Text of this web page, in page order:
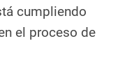
cumpliendo
el proceso de